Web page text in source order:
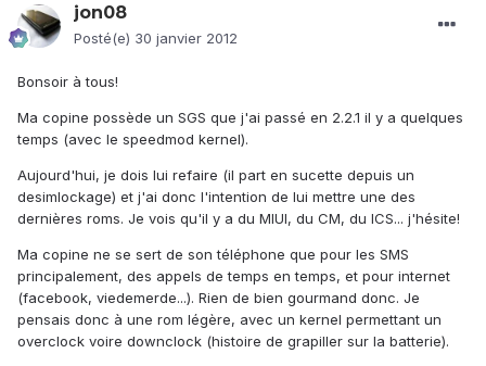
jon08
Posté(e) 30 janvier 2012
Bonsoir à tous!
Ma copine possède un SGS que j'ai passé en 2.2.1 il y a quelques
temps (avec le speedmod kernel).
Aujourd'hui, je dois lui refaire (il part en sucette depuis un
desimlockage) et j'ai donc l'intention de lui mettre une des
dernières roms. Je vois qu'il y a du MIUI, du CM, du ICS... j'hésite!
Ma copine ne se sert de son téléphone que pour les SMS
principalement, des appels de temps en temps, et pour internet
(facebook, viedemerde...). Rien de bien gourmand donc. Je
pensais donc à une rom légère, avec un kernel permettant un
overclock voire downclock (histoire de grapiller sur la batterie).